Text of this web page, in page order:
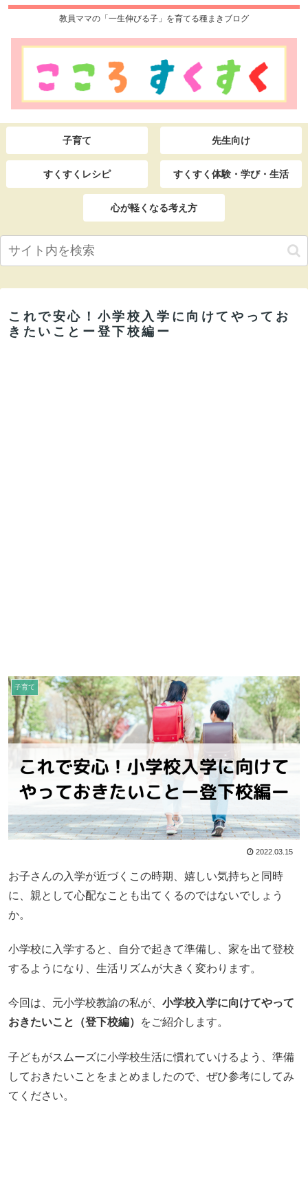
教員ママの「一生伸びる子」を育てる種まきブログ
子育て 先生向け
すくすくレシピ すくすく体験・学び・生活
心が軽くなる考え方
これで安心！小学校入学に向けてやってお
きたいことー登下校編ー
子育て
2022.03.15
お子さんの入学が近づくこの時期、嬉しい気持ちと同時
に、親として心配なことも出てくるのではないでしょう
か。
小学校に入学すると、自分で起きて準備し、家を出て登校
するようになり、生活リズムが大きく変わります。
今回は、元小学校教諭の私が、 小学校入学に向けてやって
おきたいこと（登下校編）
をご紹介します。
子どもがスムーズに小学校生活に慣れていけるよう、準備
しておきたいことをまとめましたので、ぜひ参考にしてみ
てください。